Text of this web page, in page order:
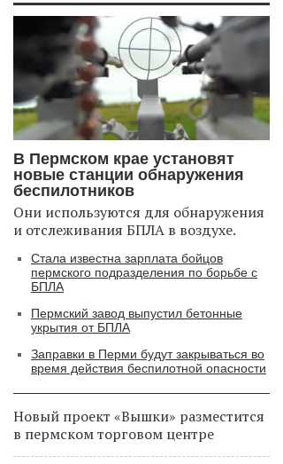
В Пермском крае установят
новые станции обнаружения
беспилотников
Они используются для обнаружения
и отслеживания БПЛА в воздухе.
Стала известна зарплата бойцов
пермского подразделения по борьбе с
БПЛА
Пермский завод выпустил бетонные
укрытия от БПЛА
Заправки в Перми будут закрываться во
время действия беспилотной опасности
Новый проект «Вышки» разместится
в пермском торговом центре